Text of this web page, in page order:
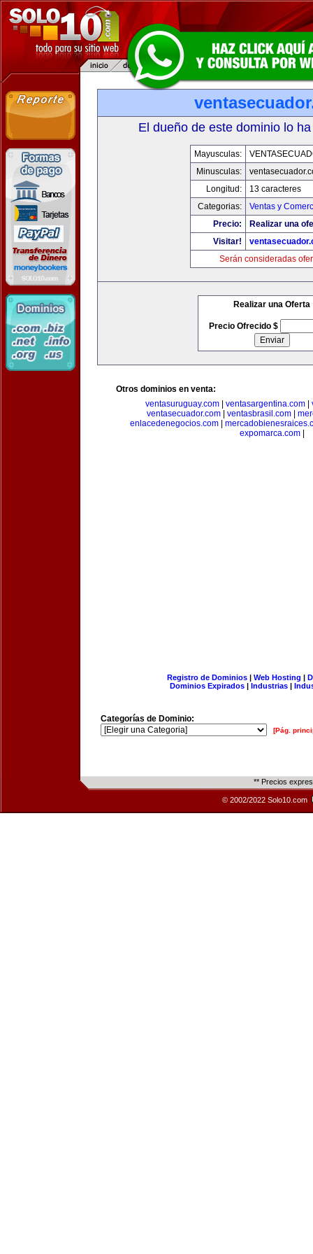
El dueño de este dominio lo
Mayusculas:
Minusculas:
Longitud:
13 caracteres
Categorias:
Ventas y
Precio:
Realizar una
Visitar!
Serán consideradas
Realizar una Oferta
Precio Ofrecido $
Otros dominios en venta:
ventasuruguay.com| ventasargentina.com|
ventasecuador.com| ventasbrasil.com|
enlacedenegocios.com|
expomarca.com|
Registro de Dominios| Web Hosting |
Dominios Expirados | Industrias |
Categorías de Dominio:
[Pág.
** Precios
© 2002/2022 Solo10.com